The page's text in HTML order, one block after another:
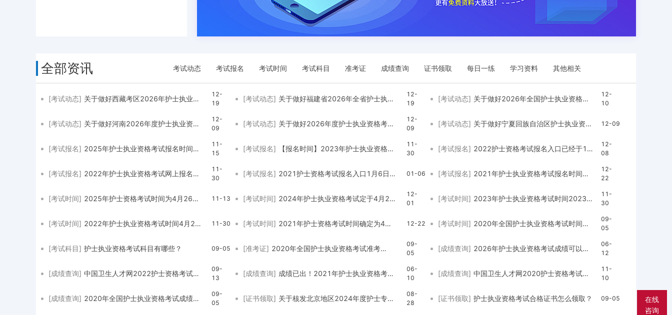
在线
咨询
全部资讯 考试动态 考试报名 考试时间 考试科目 准考证 成绩查询 证书领取 每日一练 学习资料 其他相关
[考试动态] 关于做好西藏考区2026年护士执业资格考试报名啦
12-
19
[考试动态] 关于做好福建省2026年全省护士执业资格考试工作的通知
12-
19
[考试动态] 关于做好2026年全国护士执业资格考试河北考区公告
12-
10
[考试动态] 关于做好河南2026年度护士执业资格考试工作的通知
12-
09
[考试动态] 关于做好2026年度护士执业资格考试山东考区考试通告
12-
09
[考试动态] 关于做好宁夏回族自治区护士执业资格考试公告 12-09
[考试报名] 2025年护士执业资格考试报名时间：2024年12月3-16日
11-
15
[考试报名] 【报名时间】2023年护士执业资格考试网上预报名通知
11-
30
[考试报名] 2022护士资格考试报名入口已经于12月8日正式开通
12-
08
[考试报名] 2022年护士执业资格考试网上报名时间2021年12月8日至12月21日
11-
30
[考试报名] 2021护士资格考试报名入口1月6日正式开通 01-06 [考试报名] 2021年护士执业资格考试报名时间：2021年1月6-21日
12-
22
[考试时间] 2025年护士资格考试时间为4月26、27日 11-13 [考试时间] 2024年护士执业资格考试定于4月27、28日举行
12-
01
[考试时间] 2023年护士执业资格考试时间2023年4月8—9日！
11-
30
[考试时间] 2022年护士执业资格考试时间4月23日—24日 11-30 [考试时间] 2021年护士资格考试时间确定为4月24-26日 12-22 [考试时间] 2020年全国护士执业资格考试时间确定为9月12日至15日
09-
05
[考试科目] 护士执业资格考试科目有哪些？ 09-05 [准考证] 2020年全国护士执业资格考试准考证打印时间为9月1日至15日
09-
05
[成绩查询] 2026年护士执业资格考试成绩可以查了！查分入口 注意事项（建议收藏）
06-
12
[成绩查询] 中国卫生人才网2022护士资格考试成绩查询入口9月13日正式开通
09-
13
[成绩查询] 成绩已出！2021年护士执业资格考试成绩查询入口已经开通
06-
10
[成绩查询] 中国卫生人才网2020护士资格考试成绩查询入口11月10日正式开通！
11-
10
[成绩查询] 2020年全国护士执业资格考试成绩查询时间在什么时候？
09-
05
[证书领取] 关于核发北京地区2024年度护士专业技术人员职业资格证书的通知
08-
28
[证书领取] 护士执业资格考试合格证书怎么领取？ 09-05